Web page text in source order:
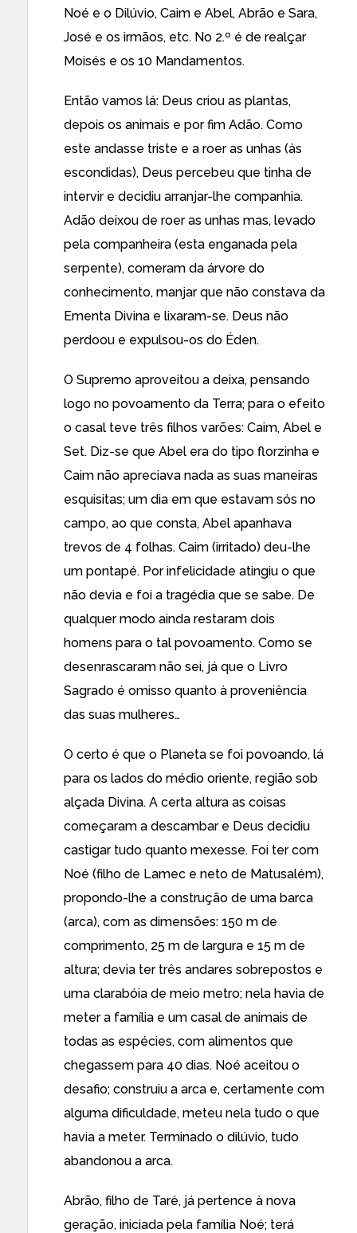
Noé e o Dilúvio, Caim e Abel, Abrão e Sara,
José e os irmãos, etc. No 2.º é de realçar
Moisés e os 10 Mandamentos.
Então vamos lá: Deus criou as plantas,
depois os animais e por fim Adão. Como
este andasse triste e a roer as unhas (às
escondidas), Deus percebeu que tinha de
intervir e decidiu arranjar-lhe companhia.
Adão deixou de roer as unhas mas, levado
pela companheira (esta enganada pela
serpente), comeram da árvore do
conhecimento, manjar que não constava da
Ementa Divina e lixaram-se. Deus não
perdoou e expulsou-os do Éden.
O Supremo aproveitou a deixa, pensando
logo no povoamento da Terra; para o efeito
o casal teve três filhos varões: Caim, Abel e
Set. Diz-se que Abel era do tipo florzinha e
Caim não apreciava nada as suas maneiras
esquisitas; um dia em que estavam sós no
campo, ao que consta, Abel apanhava
trevos de 4 folhas. Caim (irritado) deu-lhe
um pontapé. Por infelicidade atingiu o que
não devia e foi a tragédia que se sabe. De
qualquer modo ainda restaram dois
homens para o tal povoamento. Como se
desenrascaram não sei, já que o Livro
Sagrado é omisso quanto à proveniência
das suas mulheres…
O certo é que o Planeta se foi povoando, lá
para os lados do médio oriente, região sob
alçada Divina. A certa altura as coisas
começaram a descambar e Deus decidiu
castigar tudo quanto mexesse. Foi ter com
Noé (filho de Lamec e neto de Matusalém),
propondo-lhe a construção de uma barca
(arca), com as dimensões: 150 m de
comprimento, 25 m de largura e 15 m de
altura; devia ter três andares sobrepostos e
uma clarabóia de meio metro; nela havia de
meter a família e um casal de animais de
todas as espécies, com alimentos que
chegassem para 40 dias. Noé aceitou o
desafio; construiu a arca e, certamente com
alguma dificuldade, meteu nela tudo o que
havia a meter. Terminado o dilúvio, tudo
abandonou a arca.
Abrão, filho de Taré, já pertence à nova
geração, iniciada pela família Noé; terá